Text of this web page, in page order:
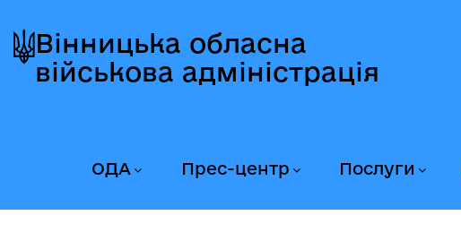
до
головного
до
головного
вмісту
до
головного
колонтитула
Вінницька обласна
військова адміністрація
ОДА Прес-центр Послуги